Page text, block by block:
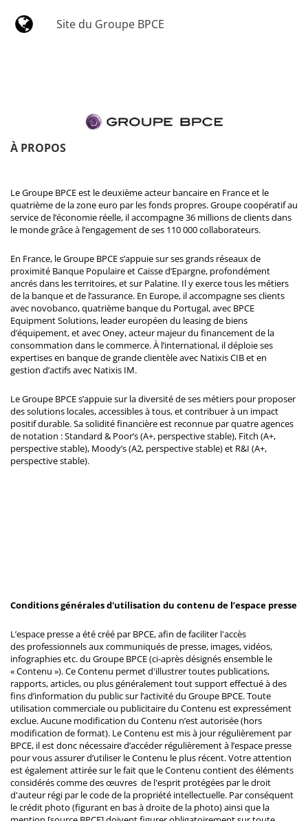
Site du Groupe BPCE
À PROPOS
Le Groupe BPCE est le deuxième acteur bancaire en France et le
quatrième de la zone euro par les fonds propres. Groupe coopératif au
service de l’économie réelle, il accompagne 36 millions de clients dans
le monde grâce à l’engagement de ses 110 000 collaborateurs.
En France, le Groupe BPCE s’appuie sur ses grands réseaux de
proximité Banque Populaire et Caisse d’Epargne, profondément
ancrés dans les territoires, et sur Palatine. Il y exerce tous les métiers
de la banque et de l’assurance. En Europe, il accompagne ses clients
avec novobanco, quatrième banque du Portugal, avec BPCE
Equipment Solutions, leader européen du leasing de biens
d’équipement, et avec Oney, acteur majeur du financement de la
consommation dans le commerce. À l’international, il déploie ses
expertises en banque de grande clientèle avec Natixis CIB et en
gestion d’actifs avec Natixis IM.
Le Groupe BPCE s’appuie sur la diversité de ses métiers pour proposer
des solutions locales, accessibles à tous, et contribuer à un impact
positif durable. Sa solidité financière est reconnue par quatre agences
de notation : Standard & Poor’s (A+, perspective stable), Fitch (A+,
perspective stable), Moody’s (A2, perspective stable) et R&I (A+,
perspective stable).
Conditions générales d'utilisation du contenu de l’espace presse
L’espace presse a été créé par BPCE, afin de faciliter l'accès
des professionnels aux communiqués de presse, images, vidéos,
infographies etc. du Groupe BPCE (ci-après désignés ensemble le
« Contenu »). Ce Contenu permet d'illustrer toutes publications,
rapports, articles, ou plus généralement tout support effectué à des
fins d’information du public sur l’activité du Groupe BPCE. Toute
utilisation commerciale ou publicitaire du Contenu est expressément
exclue. Aucune modification du Contenu n’est autorisée (hors
modification de format). Le Contenu est mis à jour régulièrement par
BPCE, il est donc nécessaire d’accéder régulièrement à l’espace presse
pour vous assurer d’utiliser le Contenu le plus récent. Votre attention
est également attirée sur le fait que le Contenu contient des éléments
considérés comme des œuvres de l'esprit protégées par le droit
d'auteur régi par le code de la propriété intellectuelle. Par conséquent
le crédit photo (figurant en bas à droite de la photo) ainsi que la